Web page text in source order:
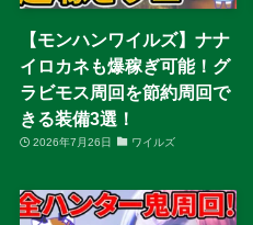
【モンハンワイルズ】ナナ
イロカネも爆稼ぎ可能！グ
ラビモス周回を節約周回で
きる装備3選！
2026年7月26日 ワイルズ